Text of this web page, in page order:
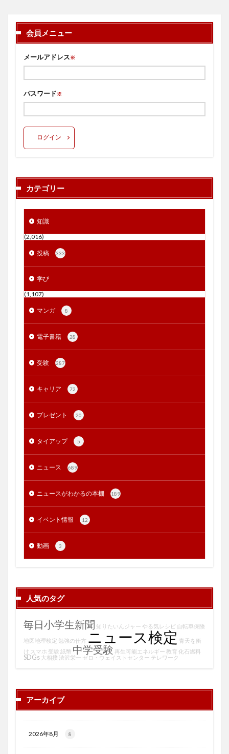
会員メニュー
メールアドレス※
パスワード※
ログイン
カテゴリー
知識
(2,016)
投稿 333
学び
(1,107)
マンガ 8
電子書籍 28
受験 287
キャリア 72
プレゼント 20
タイアップ 5
ニュース 689
ニュースがわかるの本棚 189
イベント情報 12
動画 3
人気のタグ
毎日小学生新聞 知りたいんジャー やる気レシピ 自転車保険
地図地理検定 勉強の仕方 ニュース検定 青天を衝
け スマホ 受験 紙幣 中学受験 再生可能エネルギー 教育 化石燃料
SDGs 大相撲 渋沢栄一 ゼロ・ウェイストセンター テレワーク
アーカイブ
2026年8月 8